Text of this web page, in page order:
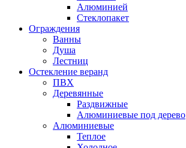
Алюминией
Стеклопакет
Ограждения
Ванны
Душа
Лестниц
Остекление веранд
ПВХ
Деревянные
Раздвижные
Алюминиевые под дерево
Алюминиевые
Теплое